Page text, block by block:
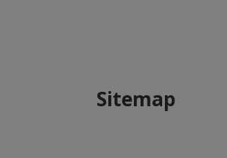
Sitemap